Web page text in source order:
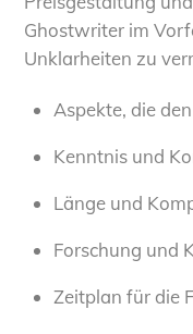
Ghostwriter im
Unklarheiten zu
Aspekte, die
Kenntnis und
Länge und
Forschung und
Zeitplan für die